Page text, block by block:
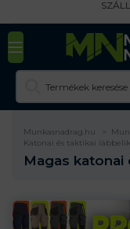
Munkasnadrag.hu
Katonai és taktikai lábbelik
Magas katonai